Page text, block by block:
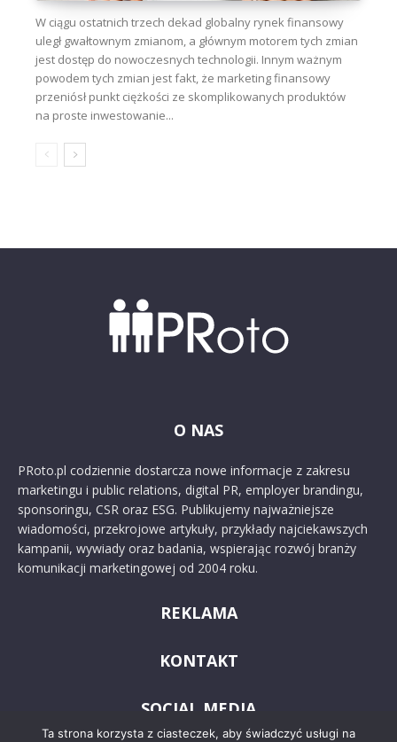
W ciągu ostatnich trzech dekad globalny rynek finansowy
uległ gwałtownym zmianom, a głównym motorem tych zmian
jest dostęp do nowoczesnych technologii. Innym ważnym
powodem tych zmian jest fakt, że marketing finansowy
przeniósł punkt ciężkości ze skomplikowanych produktów
na proste inwestowanie...
O NAS
PRoto.pl codziennie dostarcza nowe informacje z zakresu
marketingu i public relations, digital PR, employer brandingu,
sponsoringu, CSR oraz ESG. Publikujemy najważniejsze
wiadomości, przekrojowe artykuły, przykłady najciekawszych
kampanii, wywiady oraz badania, wspierając rozwój branży
komunikacji marketingowej od 2004 roku.
REKLAMA
KONTAKT
SOCIAL MEDIA
Ta strona korzysta z ciasteczek, aby świadczyć usługi na